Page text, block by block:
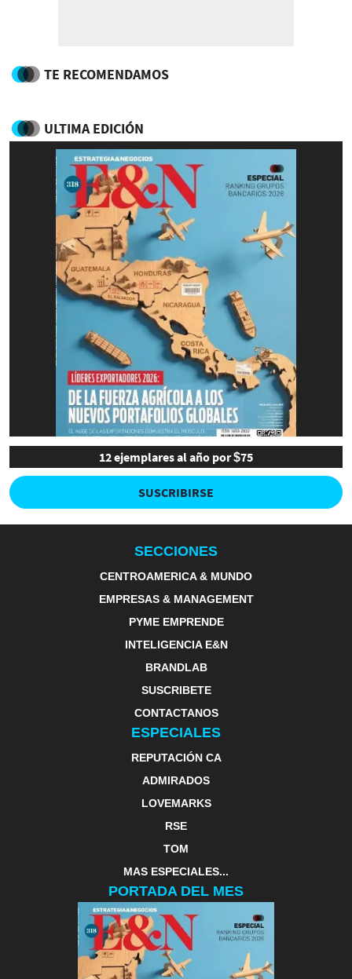
TE RECOMENDAMOS
ULTIMA EDICIÓN
12 ejemplares al año por $75
SUSCRIBIRSE
SECCIONES
CENTROAMERICA & MUNDO
EMPRESAS & MANAGEMENT
PYME EMPRENDE
INTELIGENCIA E&N
BRANDLAB
SUSCRIBETE
CONTACTANOS
ESPECIALES
REPUTACIÓN CA
ADMIRADOS
LOVEMARKS
RSE
TOM
MAS ESPECIALES...
PORTADA DEL MES